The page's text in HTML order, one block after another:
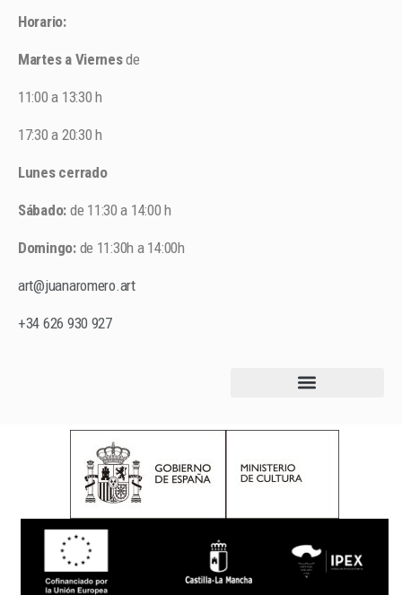
Horario:
Martes a Viernesde
11:00 a 13:30 h
17:30 a 20:30 h
Lunes cerrado
Sábado: de 11:30 a 14:00 h
Domingo:de 11:30h a 14:00h
art@juanaromero.art
+34 626 930 927